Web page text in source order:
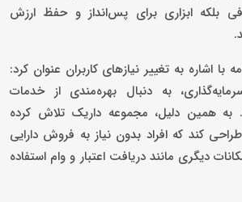
بلکه ابزاری برای پس‌انداز و حفظ ارزش
با اشاره به تغییر نیازهای کاربران عنوان کرد:
به دنبال بهره‌مندی از خدمات
به همین دلیل، مجموعه داریک تلاش کرده
کند که افراد بدون نیاز به فروش دارایی
دیگری مانند دریافت اعتبار و وام استفاده